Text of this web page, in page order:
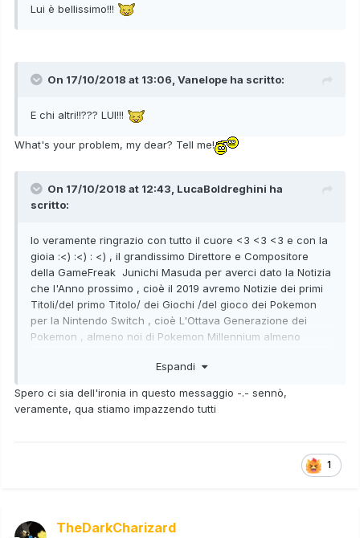
Lui è bellissimo!!!
On 17/10/2018 at 13:06, Vanelope ha scritto:
E chi altri!!??? LUI!!!
What's your problem, my dear? Tell me!
On 17/10/2018 at 12:43, LucaBoldreghini ha
scritto:
Io veramente ringrazio con tutto il cuore <3 <3 <3 e con la
gioia :<) :<) : <) , il grandissimo Direttore e Compositore
della GameFreak Junichi Masuda per averci dato la Notizia
che l'Anno prossimo , cioè il 2019 avremo Notizie dei primi
Titoli/del primo Titolo/ dei Giochi /del gioco dei Pokemon
per la Nintendo Switch , cioè L'Ottava Generazione dei
Pokemon , almeno noi di Pokemon Millennium almeno
Pokemon ci sarà una possibilità di Open_World per
alla prima Generazione dei Pokemon .
Espandi
Spero ci sia dell'ironia in questo messaggio -.- sennò,
veramente, qua stiamo impazzendo tutti
1
TheDarkCharizard